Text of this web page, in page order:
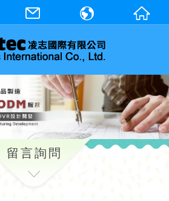
留言詢問
English